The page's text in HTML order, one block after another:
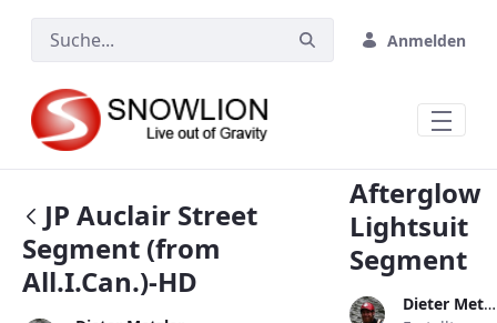
Zum Hauptinhalt springen
Anmelden
JP Auclair Street
Segment (from
All.I.Can.)-HD
Afterglow
Lightsuit
Segment
Dieter Metzler